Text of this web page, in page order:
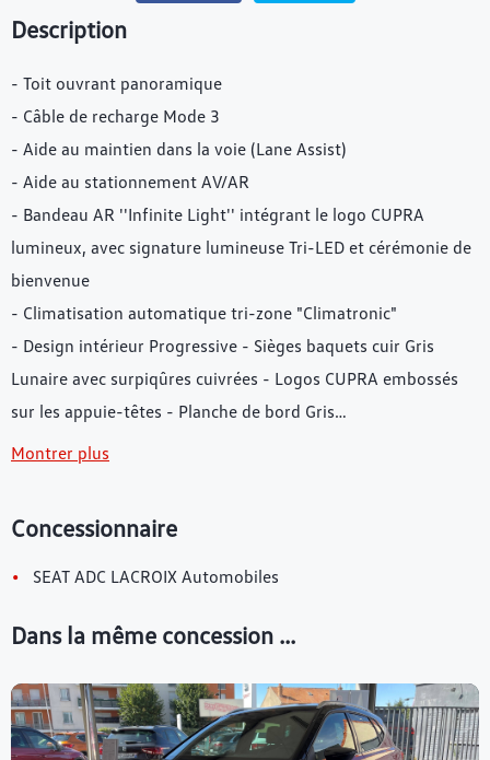
Description
- Toit ouvrant panoramique
- Câble de recharge Mode 3
- Aide au maintien dans la voie (Lane Assist)
- Aide au stationnement AV/AR
- Bandeau AR ''Infinite Light'' intégrant le logo CUPRA
lumineux, avec signature lumineuse Tri-LED et cérémonie de
bienvenue
- Climatisation automatique tri-zone "Climatronic"
- Design intérieur Progressive - Sièges baquets cuir Gris
Lunaire avec surpiqûres cuivrées - Logos CUPRA embossés
sur les appuie-têtes - Planche de bord Gris…
Montrer plus
Concessionnaire
• SEAT ADC LACROIX Automobiles
Dans la même concession ...